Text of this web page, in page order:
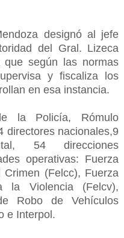
designó al jefe
del Gral. Lizeca
que según las normas
y fiscaliza los
en esa instancia.
la Policía, Rómulo
directores nacionales,9
54 direcciones
operativas: Fuerza
(Felcc), Fuerza
la Violencia (Felcv),
Robo de Vehículos
e Interpol.